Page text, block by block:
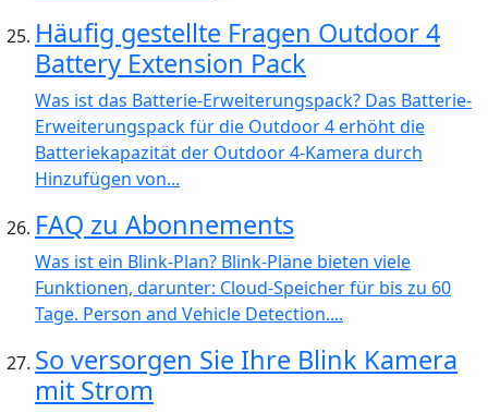
Häufig gestellte Fragen Outdoor 4
Battery Extension Pack
Was ist das Batterie-Erweiterungspack? Das Batterie-
Erweiterungspack für die Outdoor 4 erhöht die
Batteriekapazität der Outdoor 4-Kamera durch
Hinzufügen von...
FAQ zu Abonnements
Was ist ein Blink-Plan? Blink-Pläne bieten viele
Funktionen, darunter: Cloud-Speicher für bis zu 60
Tage. Person and Vehicle Detection....
So versorgen Sie Ihre Blink Kamera
mit Strom